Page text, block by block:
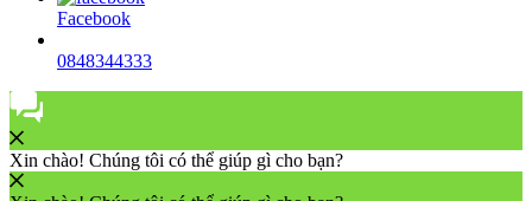
Facebook
0848344333
Xin chào! Chúng tôi có thể giúp gì cho bạn?